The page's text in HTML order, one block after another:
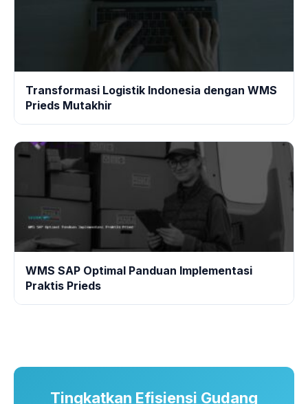
Transformasi Logistik Indonesia dengan WMS
Prieds Mutakhir
WMS SAP Optimal Panduan Implementasi
Praktis Prieds
Tingkatkan Efisiensi Gudang